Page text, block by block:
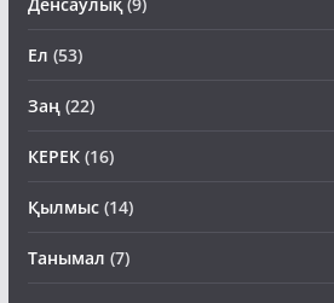
Денсаулық(9)
Ел (53)
Заң(22)
КЕРЕК(16)
Қылмыс(14)
Танымал (7)